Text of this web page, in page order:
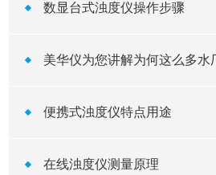
数显台式浊度仪操作步骤
美华仪为您讲解为何这么多水
便携式浊度仪特点用途
在线浊度仪测量原理